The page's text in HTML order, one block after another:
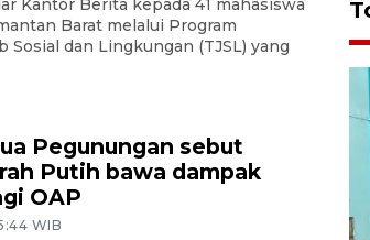
Kantor Berita kepada 41 mahasiswa
Barat melalui Program
Sosial dan Lingkungan (TJSL) yang
Pegunungan sebut
Putih bawa dampak
OAP
WIB